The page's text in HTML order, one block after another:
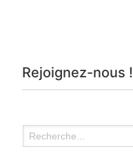
Rejoignez-nous !